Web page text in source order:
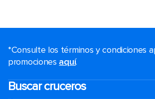
*Consulte los términos y condiciones
promociones aquí.
Buscar cruceros